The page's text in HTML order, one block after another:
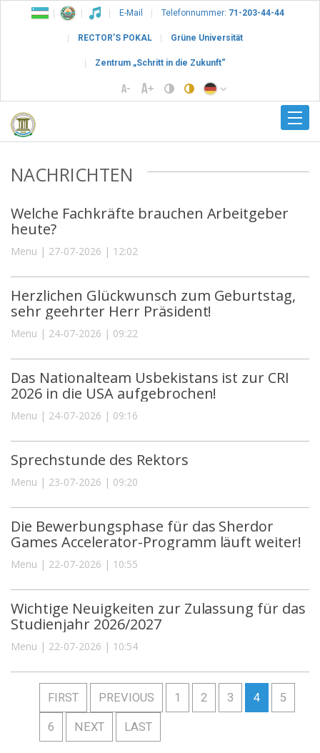
E-Mail Telefonnummer: 71-203-44-44
RECTOR’S POKAL Grüne Universität
Zentrum „Schritt in die Zukunft“
NACHRICHTEN
Welche Fachkräfte brauchen Arbeitgeber
heute?
Menu | 27-07-2026 | 12:02
Herzlichen Glückwunsch zum Geburtstag,
sehr geehrter Herr Präsident!
Menu | 24-07-2026 | 09:22
Das Nationalteam Usbekistans ist zur CRI
2026 in die USA aufgebrochen!
Menu | 24-07-2026 | 09:16
Sprechstunde des Rektors
Menu | 23-07-2026 | 09:20
Die Bewerbungsphase für das Sherdor
Games Accelerator-Programm läuft weiter!
Menu | 22-07-2026 | 10:55
Wichtige Neuigkeiten zur Zulassung für das
Studienjahr 2026/2027
Menu | 22-07-2026 | 10:54
FIRST PREVIOUS 1 2 3 4 5
6 NEXT LAST